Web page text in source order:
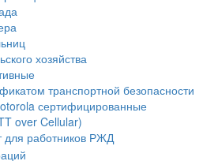
хозяйства
транспортной безопасности
сертифицированные
over Cellular)
для работников РЖД